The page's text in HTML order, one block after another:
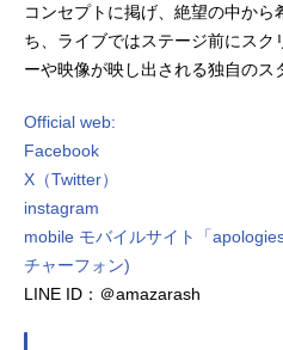
コンセプトに掲げ、絶望の中か
ち、ライブではステージ前にスク
ーや映像が映し出される独自のス
Official web:
Facebook
X（Twitter）
instagram
mobile モバイルサイト「
チャーフォン)
LINE ID：＠amazarash